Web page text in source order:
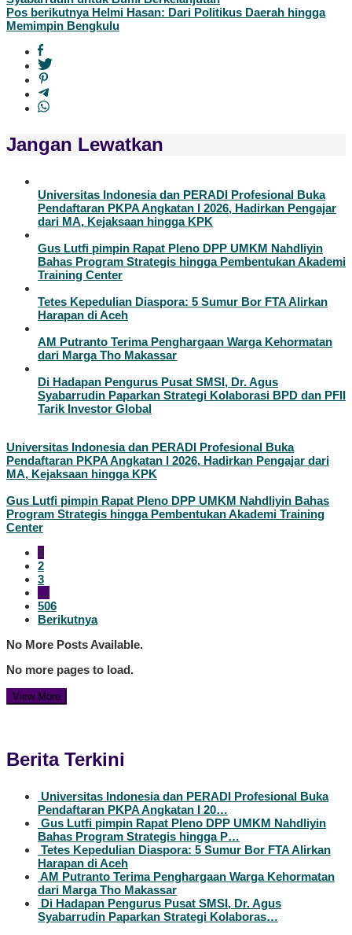
pos
Pos berikutnyaHelmi Hasan: Dari Politikus Daerah hingga
Memimpin Bengkulu
Jangan Lewatkan
Universitas Indonesia dan PERADI Profesional Buka
Pendaftaran PKPA Angkatan I 2026, Hadirkan Pengajar
dari MA, Kejaksaan hingga KPK
Gus Lutfi pimpin Rapat Pleno DPP UMKM Nahdliyin
Bahas Program Strategis hingga Pembentukan Akademi
Training Center
Tetes Kepedulian Diaspora: 5 Sumur Bor FTA Alirkan
Harapan di Aceh
AM Putranto Terima Penghargaan Warga Kehormatan
dari Marga Tho Makassar
Di Hadapan Pengurus Pusat SMSI, Dr. Agus
Syabarrudin Paparkan Strategi Kolaborasi BPD dan PFII
Tarik Investor Global
Universitas Indonesia dan PERADI Profesional Buka
Pendaftaran PKPA Angkatan I 2026, Hadirkan Pengajar dari
MA, Kejaksaan hingga KPK
Gus Lutfi pimpin Rapat Pleno DPP UMKM Nahdliyin Bahas
Program Strategis hingga Pembentukan Akademi Training
Center
1
2
3
…
506
Berikutnya
No More Posts Available.
No more pages to load.
View More
Berita Terkini
Universitas Indonesia dan PERADI Profesional Buka
Pendaftaran PKPA Angkatan I 20…
Gus Lutfi pimpin Rapat Pleno DPP UMKM Nahdliyin
Bahas Program Strategis hingga P…
Tetes Kepedulian Diaspora: 5 Sumur Bor FTA Alirkan
Harapan di Aceh
AM Putranto Terima Penghargaan Warga Kehormatan
dari Marga Tho Makassar
Di Hadapan Pengurus Pusat SMSI, Dr. Agus
Syabarrudin Paparkan Strategi Kolaboras…